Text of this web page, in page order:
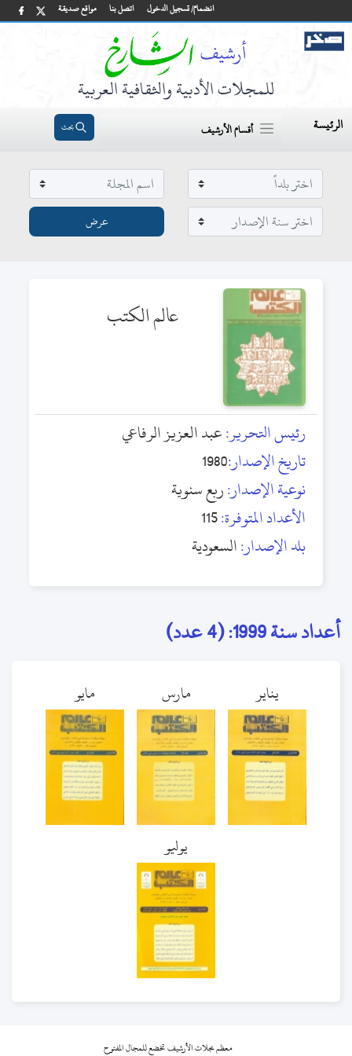
مواقع صديقة اتصل بنا انضمام/ تسجيل الدخول
للمجلات الأدبية والثقافية العربية
الرئيسة أقسام الأرشيف بحث
عالم الكتب
رئيس التحرير:عبد العزيز الرفاعي
تاريخ الإصدار:1980
نوعية الإصدار:ربع سنوية
الأعداد المتوفرة:115
بلد الإصدار:السعودية
أعداد سنة 1999: (4 عدد)
يناير مارس مايو
يوليو
معظم مجلات الأرشيف تخضع للمجال المفتوح